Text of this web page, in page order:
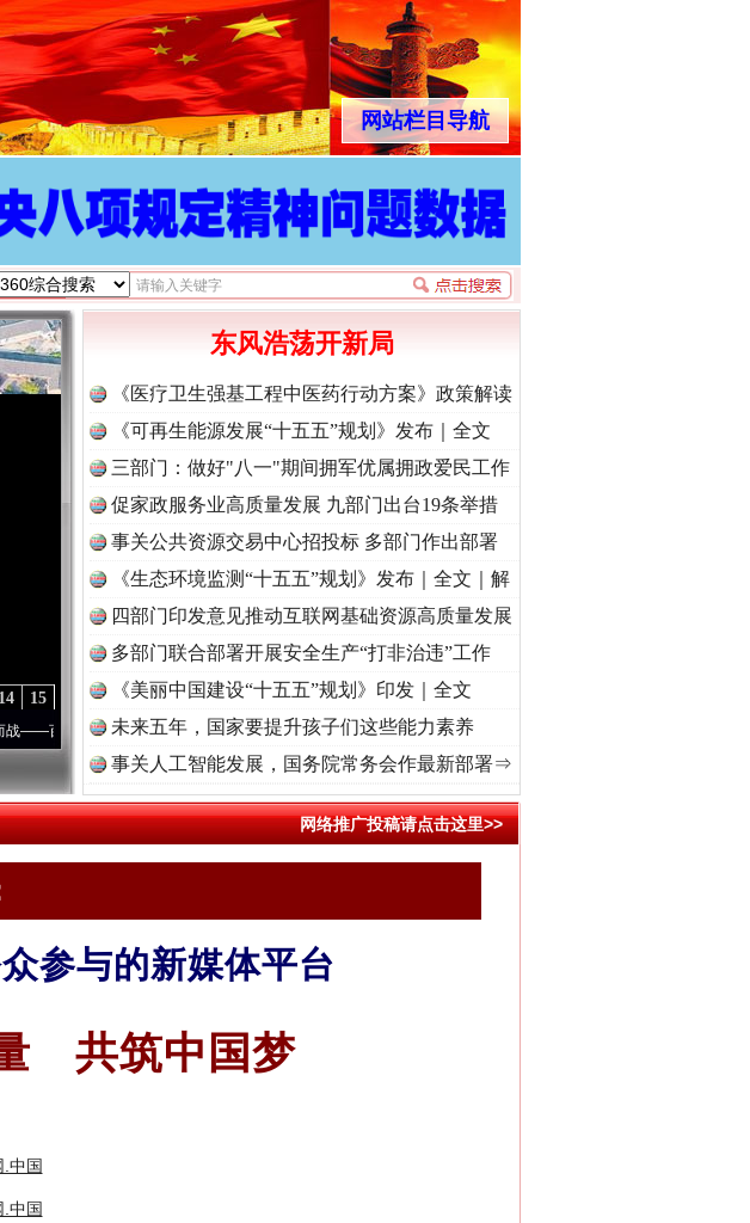
网站栏目导航
15
14
“纪”事⑧加强纪律..·[视频]牢记初心使命 奋进复兴征程丨“转折之城”激荡..·[视频]
东风浩荡开新局
《医疗卫生强基工程中医药行动方案》政策解读
《可再生能源发展“十五五”规划》发布｜全文
三部门：做好"八一"期间拥军优属拥政爱民工作
促家政服务业高质量发展 九部门出台19条举措
事关公共资源交易中心招投标 多部门作出部署
《生态环境监测“十五五”规划》发布｜全文｜解
读
四部门印发意见推动互联网基础资源高质量发展
多部门联合部署开展安全生产“打非治违”工作
《美丽中国建设“十五五”规划》印发｜全文
未来五年，国家要提升孩子们这些能力素养
事关人工智能发展，国务院常务会作最新部署⇒
网络推广投稿请点击这里>>
参与的新媒体平台
共筑中国梦
中国
中国